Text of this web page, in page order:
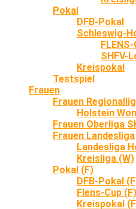
Pokal
DFB-Pokal
Schleswig-
FLENS-
SHFV-
Kreispokal
Testspiel
Frauen
Frauen
Holstein
Frauen Oberliga
Frauen Landesliga
Landesliga
Kreisliga (W)
Pokal (F)
DFB-Pokal
Flens-Cup (F)
Kreispokal